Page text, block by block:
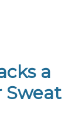
a
Sweat